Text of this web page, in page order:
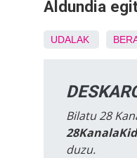
Aldundia
UDALAK
Bilatu 28
duzu.